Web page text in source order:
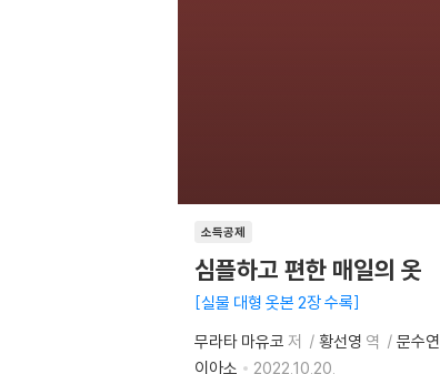
소득공제
심플하고 편한 매일의 옷
실물 대형 옷본 2장 수록
무라타 마유코 저 황선영 역 문수연
이아소
2022.10.20.